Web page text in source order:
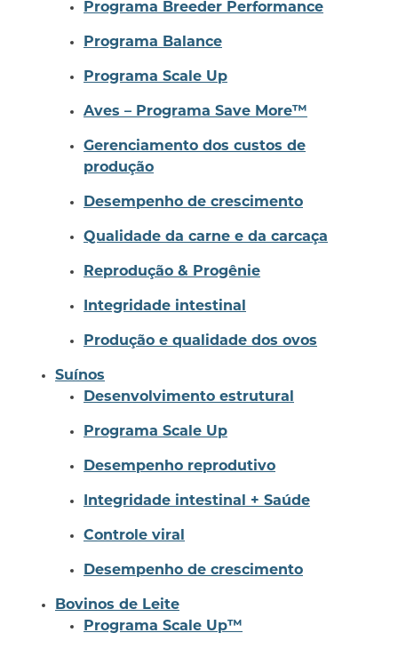
Programa Breeder Performance
Programa Balance
Programa Scale Up
Aves – Programa Save More™
Gerenciamento dos custos de
produção
Desempenho de crescimento
Qualidade da carne e da carcaça
Reprodução & Progênie
Integridade intestinal
Produção e qualidade dos ovos
Suínos
Desenvolvimento estrutural
Programa Scale Up
Desempenho reprodutivo
Integridade intestinal + Saúde
Controle viral
Desempenho de crescimento
Bovinos de Leite
Programa Scale Up™